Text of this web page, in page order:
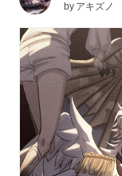
by アキズノ